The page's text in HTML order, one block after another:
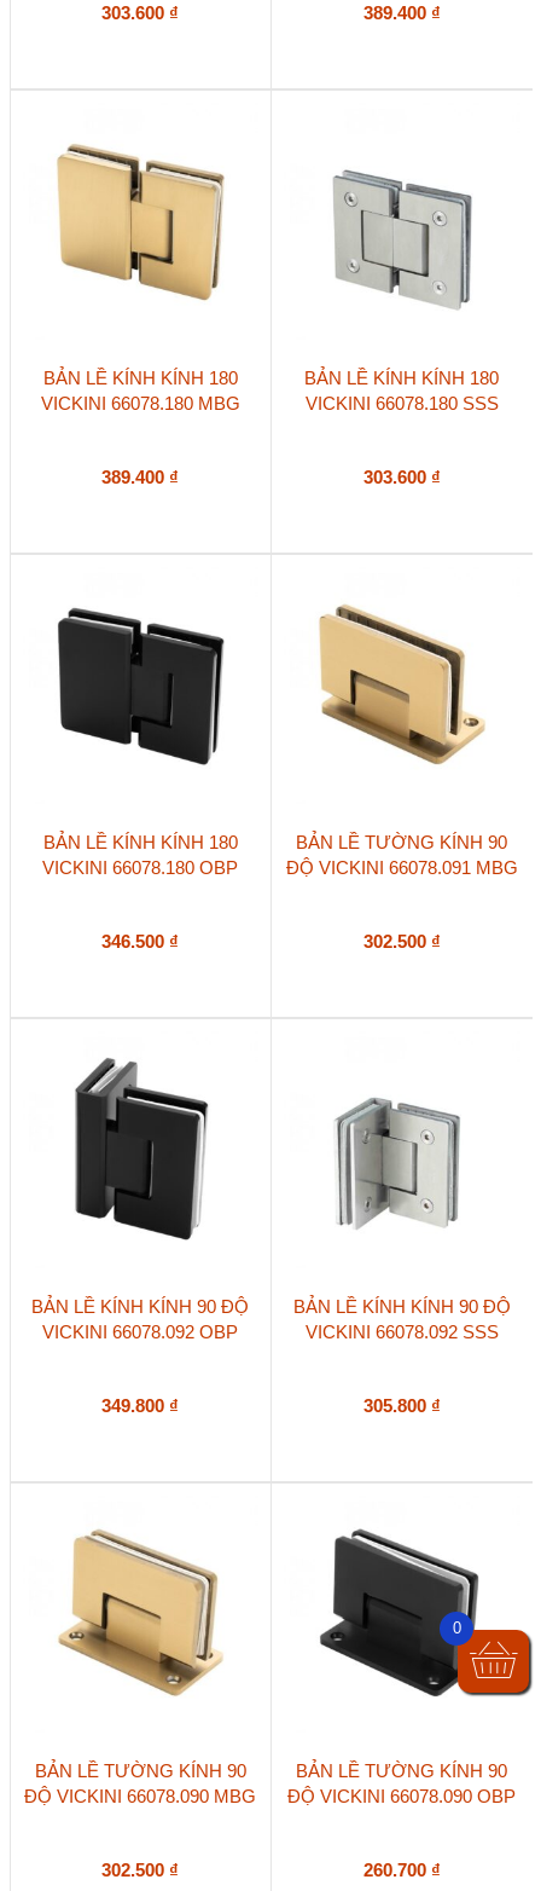
303.600 ₫ 389.400 ₫
BẢN LỀ KÍNH KÍNH 180
VICKINI 66078.180 MBG
389.400 ₫
BẢN LỀ KÍNH KÍNH 180
VICKINI 66078.180 SSS
303.600 ₫
BẢN LỀ KÍNH KÍNH 180
VICKINI 66078.180 OBP
346.500 ₫
BẢN LỀ TƯỜNG KÍNH 90
ĐỘ VICKINI 66078.091 MBG
302.500 ₫
BẢN LỀ KÍNH KÍNH 90 ĐỘ
VICKINI 66078.092 OBP
349.800 ₫
BẢN LỀ KÍNH KÍNH 90 ĐỘ
VICKINI 66078.092 SSS
305.800 ₫
BẢN LỀ TƯỜNG KÍNH 90
ĐỘ VICKINI 66078.090 MBG
302.500 ₫
BẢN LỀ TƯỜNG KÍNH 90
ĐỘ VICKINI 66078.090 OBP
260.700 ₫
0